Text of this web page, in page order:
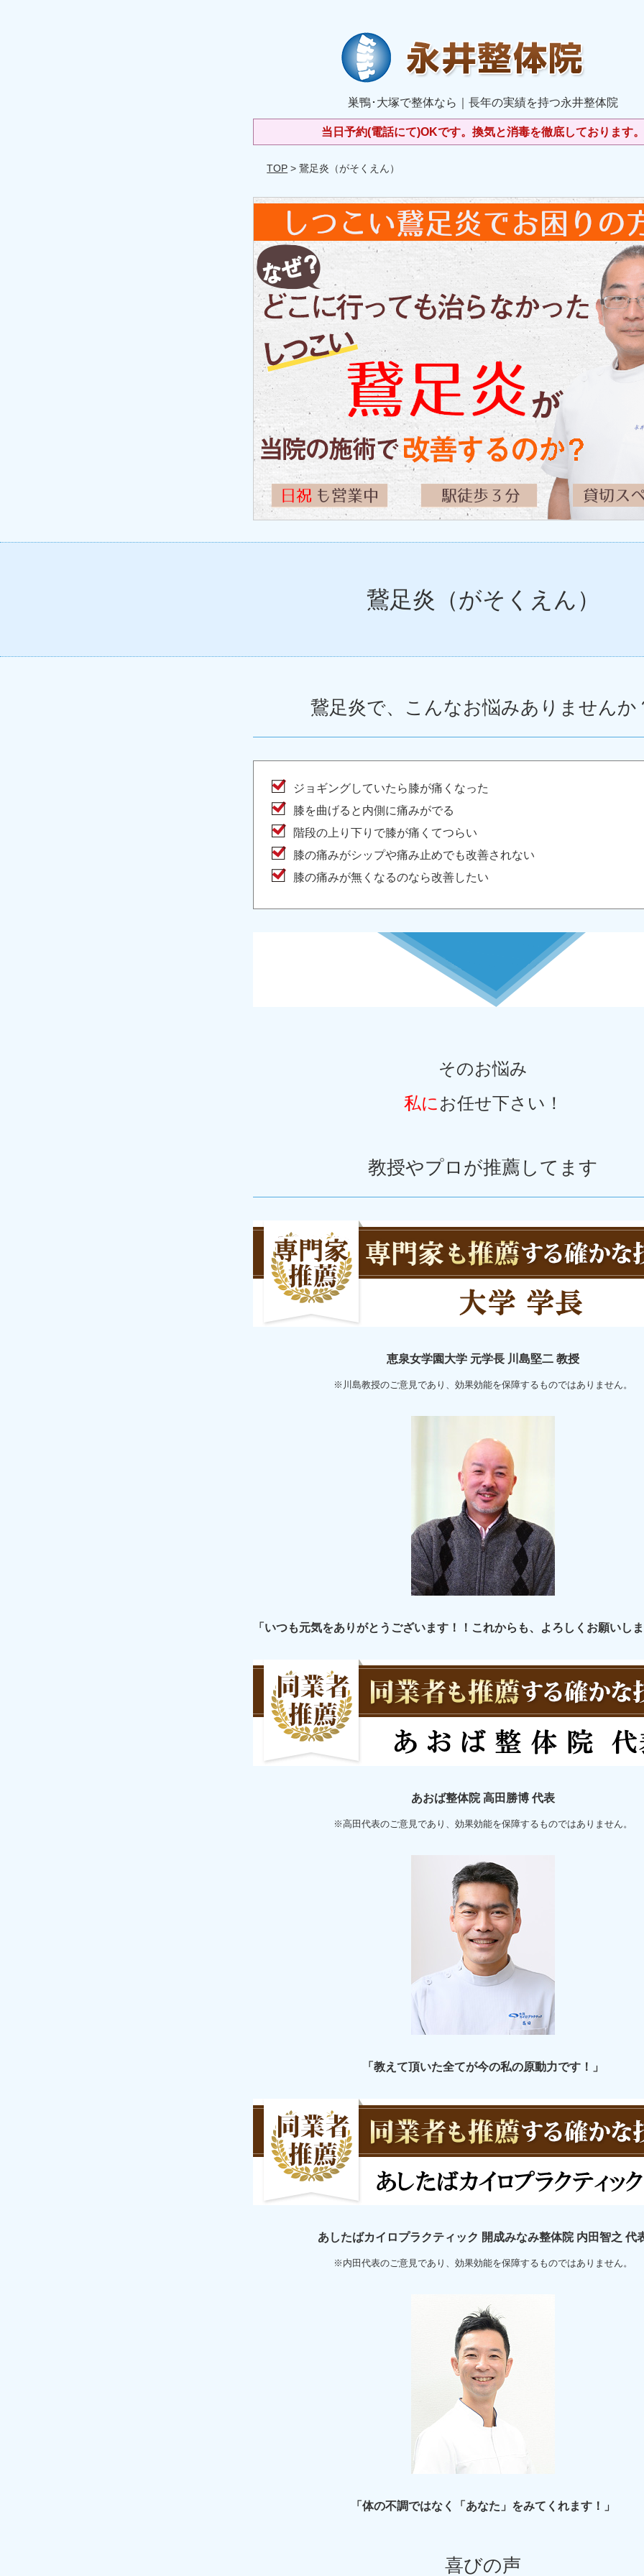
巣鴨･大塚で整体なら｜長年の実績を持つ永井整体院
当日予約(電話にて)OKです。換気と消毒を徹底しております。
TOP > 鵞足炎（がそくえん）
鵞足炎（がそくえん）
鵞足炎で、こんなお悩みありませんか
ジョギングしていたら膝が痛くなった
膝を曲げると内側に痛みがでる
階段の上り下りで膝が痛くてつらい
膝の痛みがシップや痛み止めでも改善されない
膝の痛みが無くなるのなら改善したい
そのお悩み
私に お任せ下さい！
教授やプロが推薦してます
恵泉女学園大学 元学長 川島堅二 教授
※川島教授のご意見であり、効果効能を保障するものではありません。
「いつも元気をありがとうございます！！これからも、よろしくお願いし
あおば整体院 高田勝博 代表
※高田代表のご意見であり、効果効能を保障するものではありません。
「教えて頂いた全てが今の私の原動力です！」
あしたばカイロプラクティック 開成みなみ整体院 内田智之 代
※内田代表のご意見であり、効果効能を保障するものではありません。
「体の不調ではなく「あなた」をみてくれます！」
喜びの声